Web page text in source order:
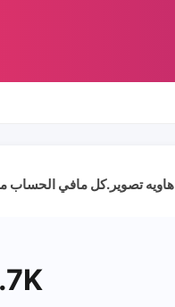
هاويه تصوير.كل مافي الحساب